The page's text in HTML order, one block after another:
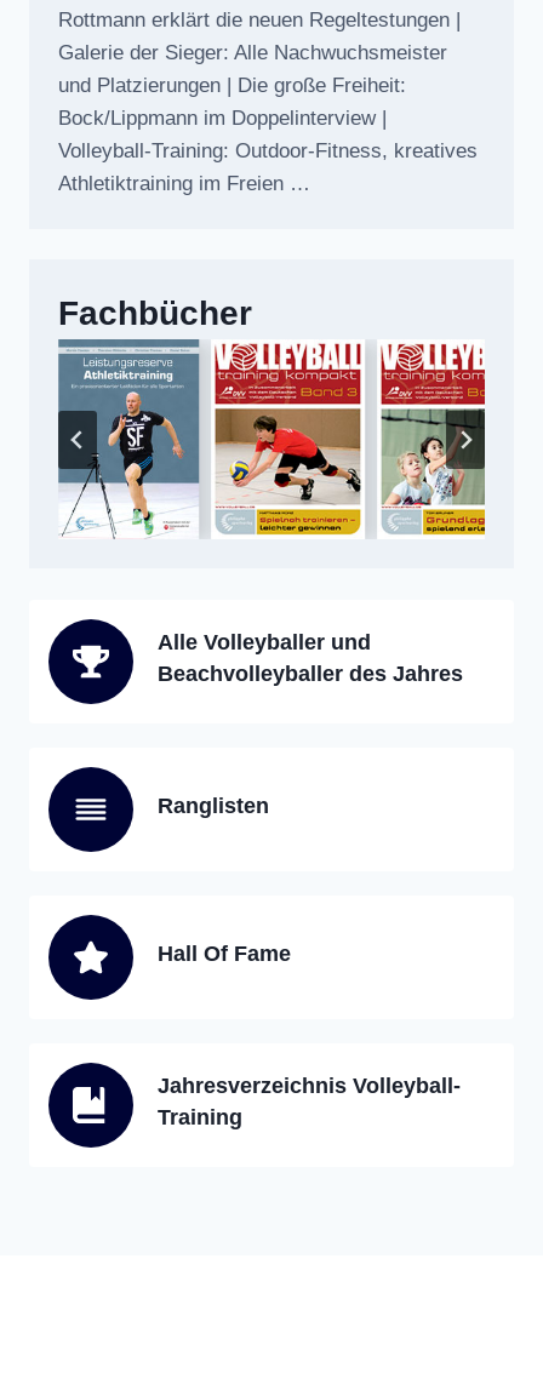
Rottmann erklärt die neuen Regeltestungen |
Galerie der Sieger: Alle Nachwuchsmeister
und Platzierungen | Die große Freiheit:
Bock/Lippmann im Doppelinterview |
Volleyball-Training: Outdoor-Fitness, kreatives
Athletiktraining im Freien …
Fachbücher
Alle Volleyballer und
Beachvolleyballer des Jahres
Ranglisten
Hall Of Fame
Jahresverzeichnis Volleyball-
Training